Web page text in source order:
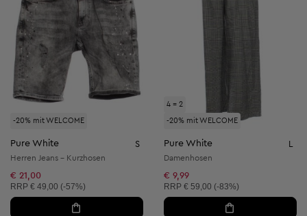
-20% mit WELCOME
Pure White S
Herren Jeans - Kurzhosen
€ 21,00
Unverbindliche Preisempfehlung:
RRP € 49,00 (-57%)
4 = 2
-20% mit WELCOME
Pure White
Damenhosen
€ 9,99
Unverbindliche Preisempfehlung:
RRP € 59,00 (-83%)